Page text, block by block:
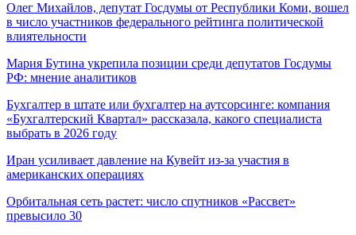
Олег Михайлов, депутат Госдумы от Республики Коми, вошел
в число участников федерального рейтинга политической
влиятельности
Мария Бутина укрепила позиции среди депутатов Госдумы
РФ: мнение аналитиков
Бухгалтер в штате или бухгалтер на аутсорсинге: компания
«Бухгалтерский Квартал» рассказала, какого специалиста
выбрать в 2026 году
Иран усиливает давление на Кувейт из-за участия в
американских операциях
Орбитальная сеть растет: число спутников «Рассвет»
превысило 30